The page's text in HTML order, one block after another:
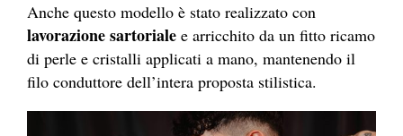
Anche questo modello è stato realizzato con
lavorazione sartoriale e arricchito da un fitto ricamo
di perle e cristalli applicati a mano, mantenendo il
filo conduttore dell’intera proposta stilistica.